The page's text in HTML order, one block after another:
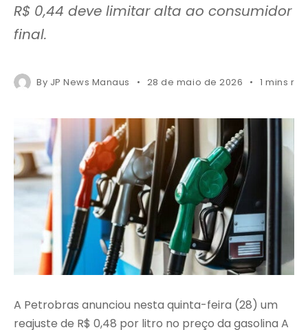
R$ 0,44 deve limitar alta ao consumidor
final.
By JP News Manaus 28 de maio de 2026 1 mins
A Petrobras anunciou nesta quinta-feira (28) um
reajuste de R$ 0,48 por litro no preço da gasolina A